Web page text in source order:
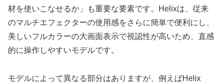
材を使いこなせるか」も重要な要素です。Helixは、従来
のマルチエフェクターの使用感をさらに簡単で便利にし、
美しいフルカラーの大画面表示で視認性が高いため、直感
的に操作しやすいモデルです。
モデルによって異なる部分はありますが、例えばHelix